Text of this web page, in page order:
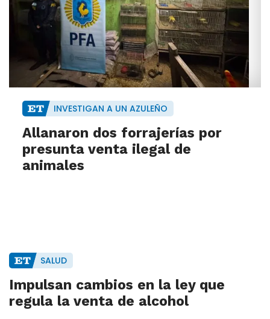
INVESTIGAN A UN AZULEÑO
Allanaron dos forrajerías por
presunta venta ilegal de
animales
SALUD
Impulsan cambios en la ley que
regula la venta de alcohol